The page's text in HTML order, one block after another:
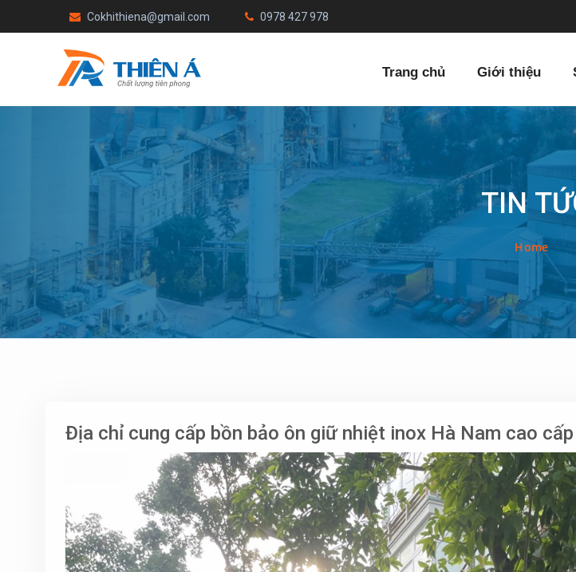
Cokhithiena@gmail.com 0978 427 978
Trang chủ Giới thiệu
TIN
Home
Địa chỉ cung cấp bồn bảo ôn giữ nhiệt inox Hà Nam cao cấp